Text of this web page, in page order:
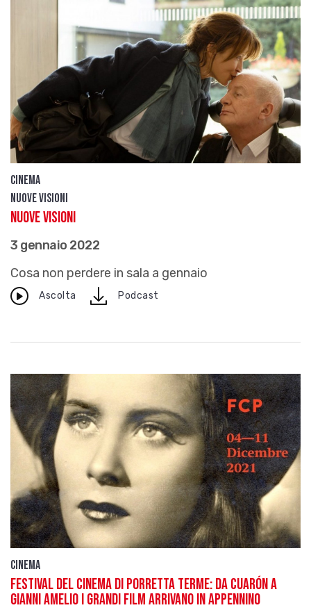
Cinema
Nuove visioni
Nuove Visioni
3 gennaio 2022
Cosa non perdere in sala a gennaio
Ascolta downloadPodcast
Cinema
Festival del Cinema di Porretta Terme: da Cuarón a
Gianni Amelio i grandi film arrivano in Appennino